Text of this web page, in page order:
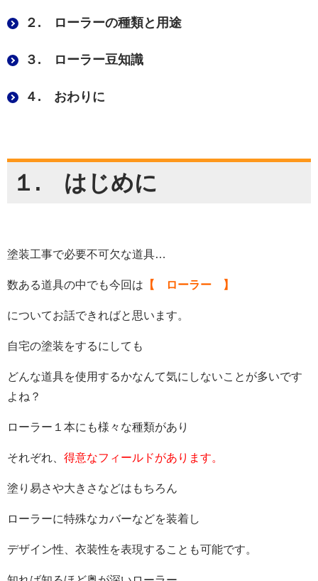
２. ローラーの種類と用途
３. ローラー豆知識
４. おわりに
１. はじめに
塗装工事で必要不可欠な道具…
数ある道具の中でも今回は 【 ローラー 】
についてお話できればと思います。
自宅の塗装をするにしても
どんな道具を使用するかなんて気にしないことが多いです
よね？
ローラー１本にも様々な種類があり
それぞれ、 得意なフィールドがあります。
塗り易さや大きさなどはもちろん
ローラーに特殊なカバーなどを装着し
デザイン性、衣装性を表現することも可能です。